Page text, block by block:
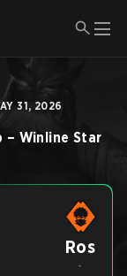
31, 2026
– Winline Star
Ros
-